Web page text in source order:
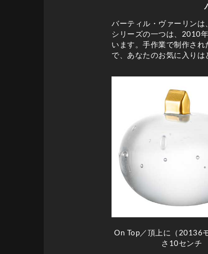
バーティル・ヴァーリン
シリーズの一つは、2010
います。手作業で制作さ
で、あなたのお気に入りは
On Top／頂上に（20136
さ10センチ